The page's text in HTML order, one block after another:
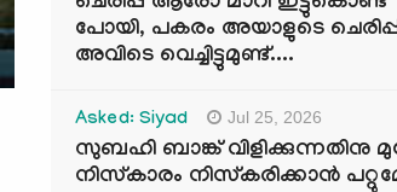
പോയി, പകരം അയാളുടെ
അവിടെ വെച്ചിട്ടുമുണ്ട്....
Asked: Siyad Jul 25, 2026
സുബഹി ബാങ്ക് വിളിക്കുന്നതിനു
നിസ്കാരം നിസ്കരിക്കാൻ